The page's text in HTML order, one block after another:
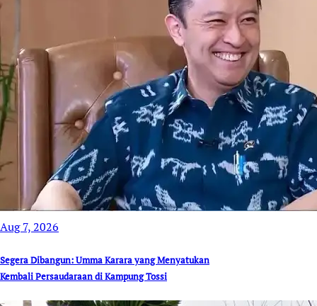
Aug 7, 2026
Segera Dibangun: Umma Karara yang Menyatukan
Kembali Persaudaraan di Kampung Tossi